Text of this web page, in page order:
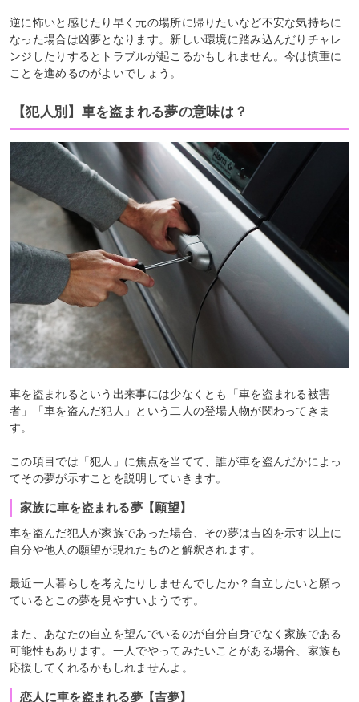
逆に怖いと感じたり早く元の場所に帰りたいなど不安な気持ちに
なった場合は凶夢となります。新しい環境に踏み込んだりチャレ
ンジしたりするとトラブルが起こるかもしれません。今は慎重に
ことを進めるのがよいでしょう。
【犯人別】車を盗まれる夢の意味は？
車を盗まれるという出来事には少なくとも「車を盗まれる被害
者」「車を盗んだ犯人」という二人の登場人物が関わってきま
す。
この項目では「犯人」に焦点を当てて、誰が車を盗んだかによっ
てその夢が示すことを説明していきます。
家族に車を盗まれる夢【願望】
車を盗んだ犯人が家族であった場合、その夢は吉凶を示す以上に
自分や他人の願望が現れたものと解釈されます。
最近一人暮らしを考えたりしませんでしたか？自立したいと願っ
ているとこの夢を見やすいようです。
また、あなたの自立を望んでいるのが自分自身でなく家族である
可能性もあります。一人でやってみたいことがある場合、家族も
応援してくれるかもしれませんよ。
恋人に車を盗まれる夢【吉夢】